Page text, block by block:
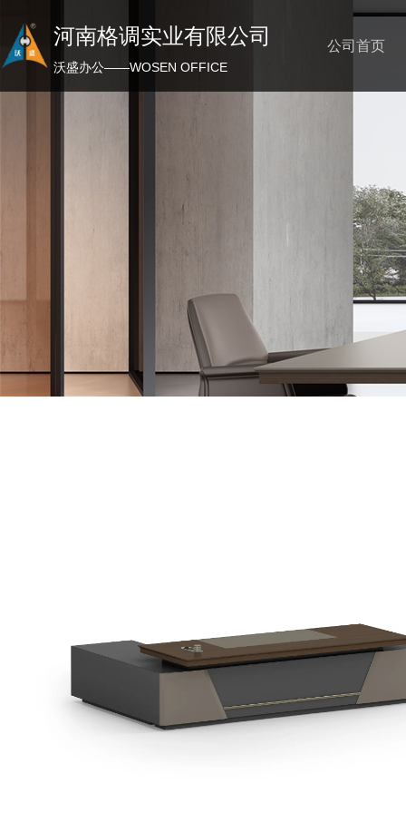
河南格调实业有限公司
沃盛办公——WOSEN OFFICE
公司首页